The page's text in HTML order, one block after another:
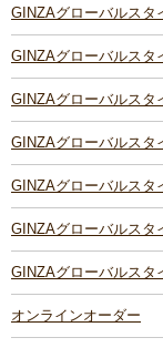
GINZAグローバルスタ
GINZAグローバルスタ
GINZAグローバルスタ
GINZAグローバルスタ
GINZAグローバルスタ
GINZAグローバルスタ
GINZAグローバルスタ
オンラインオーダー